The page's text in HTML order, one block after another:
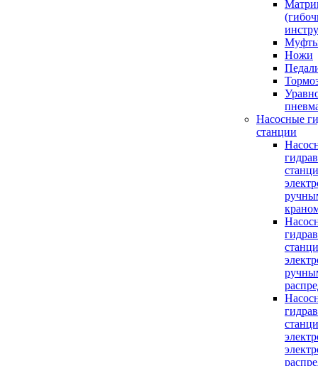
Ножи
Насосные
станции